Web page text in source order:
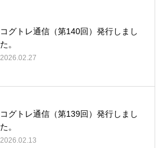
コグトレ通信（第140回）発行しまし
た。
2026.02.27
コグトレ通信（第139回）発行しまし
た。
2026.02.13